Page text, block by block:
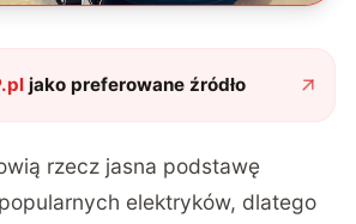
jako preferowane źródło
rzecz jasna podstawę
elektryków, dlatego